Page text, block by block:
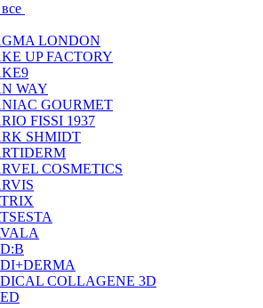
LONDON
UP FACTORY
WAY
GOURMET
FISSI 1937
SHMIDT
COSMETICS
COLLAGENE 3D